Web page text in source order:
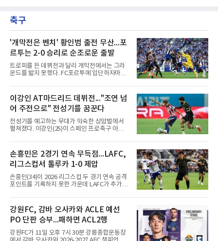
가 있다. 시상하부라는 이 작은 기관은 혈액 온도
가 0.5도만
수) 신분으로 빅리그 무대를 두드릴 수 있는 조
건을 갖추게 된다.메이저리그 구단 입장에서 아
원소속 구단에 지불해야 하는 포스팅비다.하지
만 원태인은 이 포스팅 비용이 전혀 발생하지 않
는 완전한 FA이기 때문에, 구단들은 이적료로
나갈 예산을 고스란히 선수 연봉이나 계약금에
집중할 수 있는 절대적인 재정적 이점을 누리게
된다.여기에 과거 메이저리그
축구
'개막전은 벤치' 황인범 출전 무산...포
르투는 2-0 승리로 순조로운 출발
트로피를 든 데뷔전과 달리 개막전에서는 그라
운드를 밟지 못했다. FC포르투에 입단하자마자
인범(29)이 정규리그 개막전에서는 벤치를 지켰
다.포르투는 10일(한국시간) 포르투갈 포르투의
이스타디우 두 드라강에서 열린 알베르카와의
2026-2027 포르투갈 프리메이라리가 1라운드
홈 경기에서 2-0으로 이겼다. 두 골 모두 페널티
킥에서 나왔다. 전반 9분 안드레 실바가 상대 골
키퍼의 반칙으로 얻은 페널티킥을 직접 성공시
난 시즌 챔피언 포르투는 리그 2연패이자 통산
32번째 우승을 향한 첫발을 기분 좋
이강인 AT마드리드 데뷔전..."조연 넘
어 주전으로" 전성기를 꿈꾼다
전성기를 예고하는 무대가 익숙한 상암벌에서
펼쳐졌다. 이강인(25)이 스페인 프로축구 아틀
들 앞에서 화려하게 치렀다.9일 서울월드컵경기
장에서 열린 AT마드리드와 맨체스터 시티(맨시
티)의 2026 쿠팡플레이 시리즈 친선경기는 사실
상 이강인을 위한 거대한 입단식이었다. 킥오프
3시간여 전부터 경기장 주변은 팬들로 북적였
고, 그의 영문 이름과 새 등번호 '7'이 박힌 붉은
줄무늬 유니폼이 유독 눈에 띄었다. 경기장에는
등장하자 환호가 터졌고, 전반 막판 호르헤 도밍
게스의 선제골 때보다 벤치에서
손흥민은 2경기 연속 무득점...LAFC,
리그스컵서 톨루카 1-0 제압
손흥민(34)이 2026 리그스컵 두 경기 연속 공격
포인트를 기록하지 못한 가운데 LAFC가 추가시
간) 미국 로스앤젤레스 BMO 스타디움에서 열린
멕시코 리가 MX 톨루카와의 조별리그 2차전에
최전방 공격수로 선발 출전했으나 슈팅 없이 후
반 23분 주드 테리와 교체됐다. 북중미 월드컵
이후 MLS 4경기 연속 골을 넣었던 그는 지난 6
일 치바스 과달라하라전에 이어 침묵했다.전반
강원FC, 감바 오사카와 ACLE 예선
PO 단판 승부...패하면 ACL2행
강원FC가 11일 오후 7시 30분 강릉종합운동장